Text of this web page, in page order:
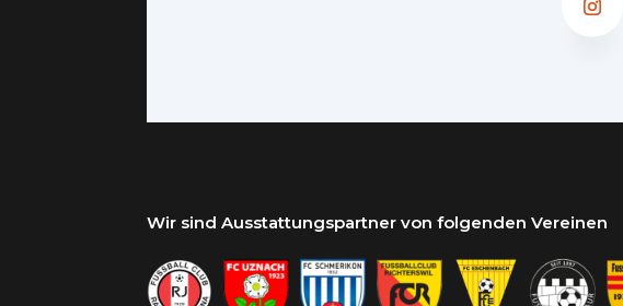
Wir sind Ausstattungspartner von folgenden Vereinen